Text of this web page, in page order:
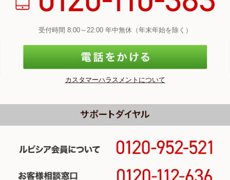
受付時間 8:00～22:00 年中無休（年末年始を除く）
カスタマーハラスメントについて